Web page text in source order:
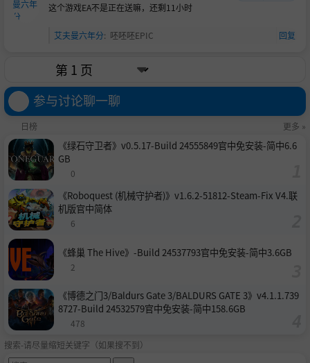
这个游戏EA不是正在送嘛，还剩11小时
艾夫曼六年分: 呸呸呸EPIC 回复
参与讨论聊一聊
日榜 更多 »
《绿石守卫者》v0.5.17-Build 24555849官中免安装-简中6.6
GB
0
《Roboquest (机械守护者)》v1.6.2-51812-Steam-Fix V4.联
机版官中简体
6
《蜂巢 The Hive》-Build 24537793官中免安装-简中3.6GB
2
《博德之门3/Baldurs Gate 3/BALDURS GATE 3》v4.1.1.739
8727-Build 24532579官中免安装-简中158.6GB
478
搜索-请尽量缩短关键字（如果搜不到）